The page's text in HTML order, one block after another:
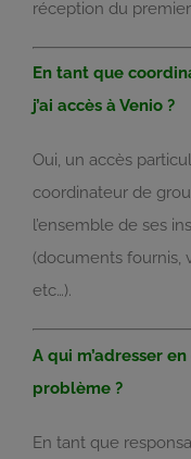
réception du
En tant que
j’ai accès à Venio ?
Oui, un accès
coordinateur de
l’ensemble de ses
(documents fournis,
etc…).
A qui m’adresser
problème ?
En tant que